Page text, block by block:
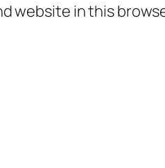
website in this